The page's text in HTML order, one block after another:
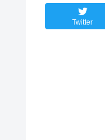
Twitter